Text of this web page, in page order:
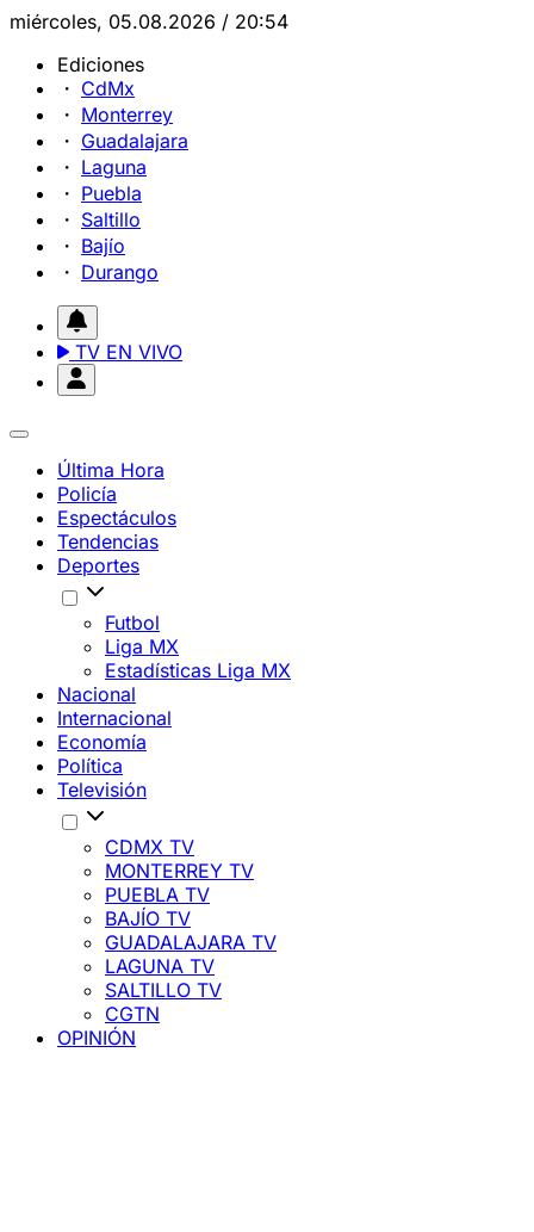
miércoles, 05.08.2026 / 20:54
Ediciones
CdMx
Monterrey
Guadalajara
Laguna
Puebla
Saltillo
Bajío
Durango
TV EN VIVO
Última Hora
Policía
Espectáculos
Tendencias
Deportes
Futbol
Liga MX
Estadísticas Liga MX
Nacional
Internacional
Economía
Política
Televisión
CDMX TV
MONTERREY TV
PUEBLA TV
BAJÍO TV
GUADALAJARA TV
LAGUNA TV
SALTILLO TV
CGTN
OPINIÓN